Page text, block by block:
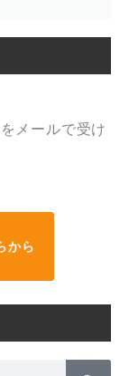
メールで受け
から